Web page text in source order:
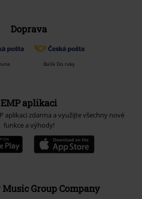
Doprava
Balík Do ruky
EMP aplikaci
aplikaci zdarma a využijte všechny nové
funkce a výhody!
Group Company